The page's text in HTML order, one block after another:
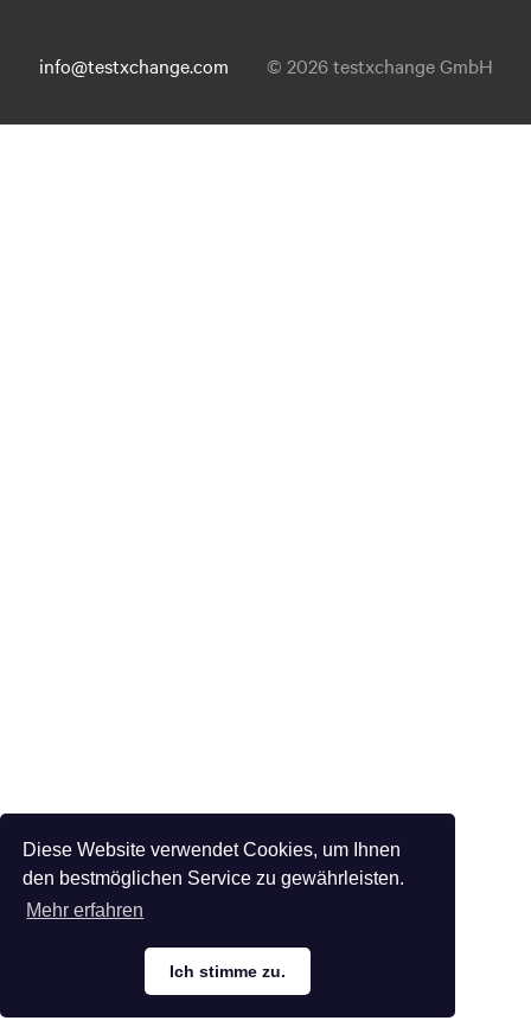
Diese Website verwendet Cookies, um Ihnen
den bestmöglichen Service zu gewährleisten.
Mehr erfahren
Ich stimme zu.
info@testxchange.com © 2026 testxchange GmbH